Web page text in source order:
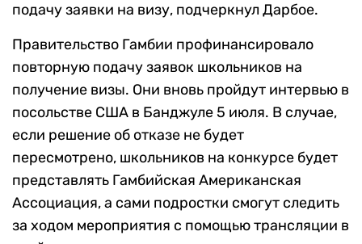
подачу заявки на визу, подчеркнул Дарбое.
Правительство Гамбии профинансировало
повторную подачу заявок школьников на
получение визы. Они вновь пройдут интервью в
посольстве США в Банджуле 5 июля. В случае,
если решение об отказе не будет
пересмотрено, школьников на конкурсе будет
представлять Гамбийская Американская
Ассоциация, а сами подростки смогут следить
за ходом мероприятия с помощью трансляции в